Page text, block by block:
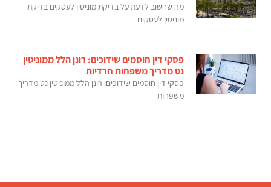
מה שחשוב לדעת על בדיקת מוניטין לעסקים בדיקת
מוניטין לעסקים
פסקי דין חוסמים שידוכים: רונן הלל ממוניטין
נט מדריך משפחות חרדיות
פסקי דין חוסמים שידוכים: רונן הלל ממוניטין נט מדריך
משפחות